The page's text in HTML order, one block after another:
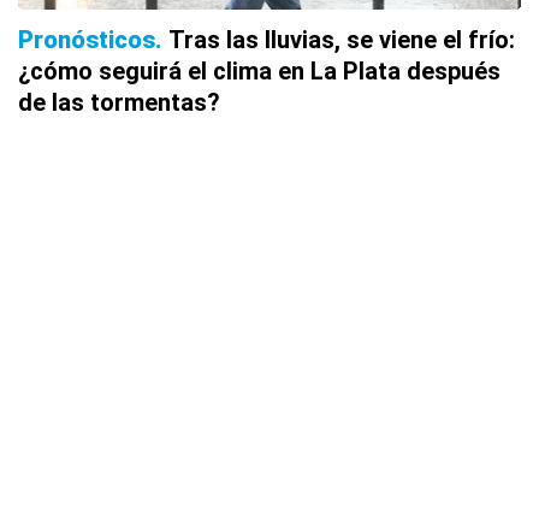
Pronósticos Tras las lluvias, se viene el frío:
¿cómo seguirá el clima en La Plata después
de las tormentas?